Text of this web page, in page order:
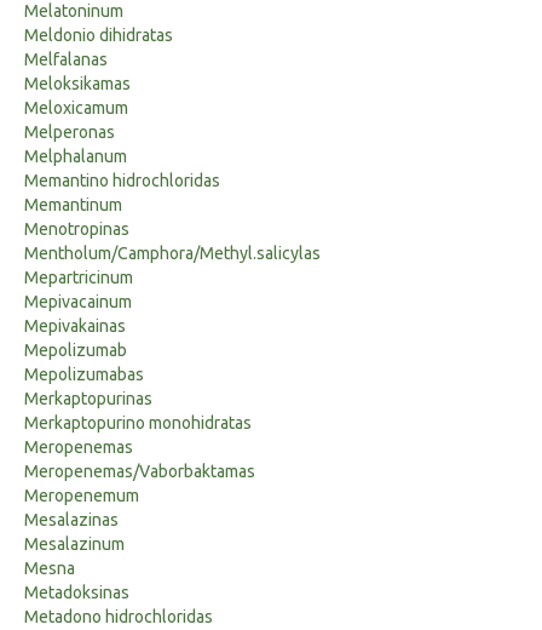
Melatoninum
Meldonio dihidratas
Melfalanas
Meloksikamas
Meloxicamum
Melperonas
Melphalanum
Memantino hidrochloridas
Memantinum
Menotropinas
Mentholum/Camphora/Methyl.salicylas
Mepartricinum
Mepivacainum
Mepivakainas
Mepolizumab
Mepolizumabas
Merkaptopurinas
Merkaptopurino monohidratas
Meropenemas
Meropenemas/Vaborbaktamas
Meropenemum
Mesalazinas
Mesalazinum
Mesna
Metadoksinas
Metadono hidrochloridas